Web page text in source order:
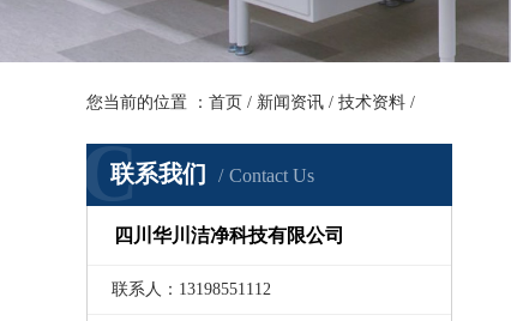
您当前的位置 ： 首页 / 新闻资讯 / 技术资料 /
联系我们 Contact Us
C
四川华川洁净科技有限公司
联系人：13198551112